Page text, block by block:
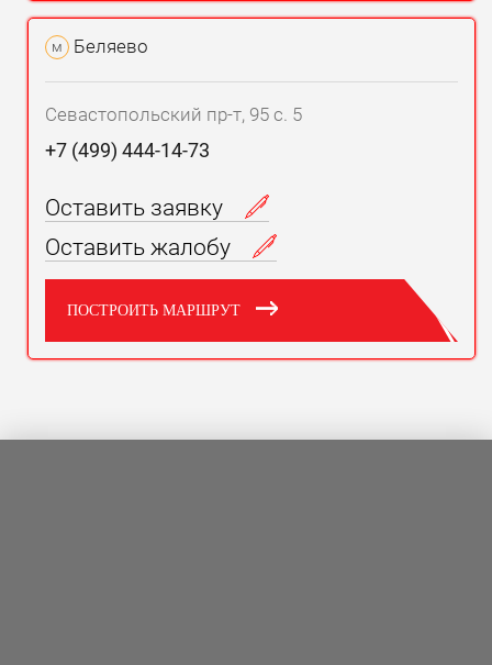
м Беляево
Севастопольский пр-т, 95 с. 5
+7 (499) 444-14-73
Оставить заявку
Оставить жалобу
ПОСТРОИТЬ МАРШРУТ